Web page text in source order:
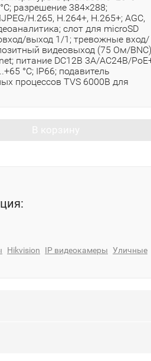
разрешение 384×288;
H.265, H.264+, H.265+; AGC,
слот для microSD
выход 1/1; тревожные вход/
видеовыход (75 Ом/
питание DC12В 3A/AC24В/
°C; IP66; подавитель
процессов TVS 6000B для
Hikvision IP видеокамеры Уличные